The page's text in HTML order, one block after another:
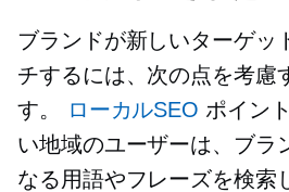
ブランドが新しいターゲッ
チするには、次の点を考慮
す。
ローカルSEO ポイン
い地域のユーザーは、ブラ
なる用語やフレーズを検索